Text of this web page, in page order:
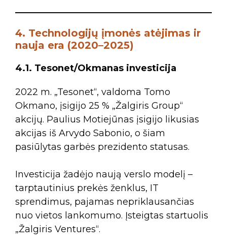
4. Technologijų įmonės atėjimas ir
nauja era (2020–2025)
4.1. Tesonet/Okmanas investicija
2022 m. „Tesonet“, valdoma Tomo
Okmano, įsigijo 25 % „Žalgiris Group“
akcijų. Paulius Motiejūnas įsigijo likusias
akcijas iš Arvydo Sabonio, o šiam
pasiūlytas garbės prezidento statusas.
Investicija žadėjo naują verslo modelį –
tarptautinius prekės ženklus, IT
sprendimus, pajamas nepriklausančias
nuo vietos lankomumo. Įsteigtas startuolis
„Žalgiris Ventures“.